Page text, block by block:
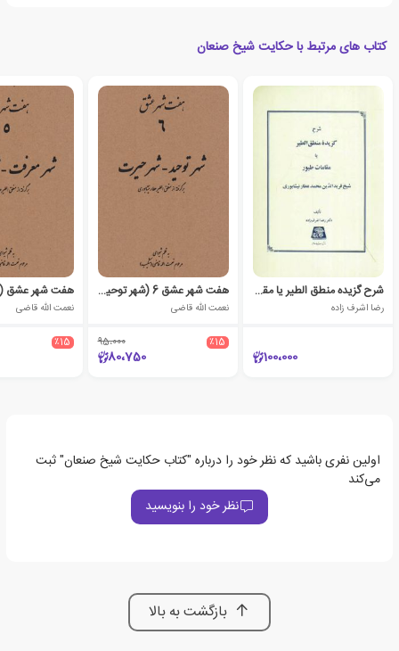
کتاب های مرتبط با حکایت شیخ صنعان
شرح گزیده منطق الطیر یا مقامات طیور
رضا اشرف زاده
100،000
هفت شهر عشق 6 (شهر توحید - شهر حیرت)
نعمت الله قاضی
٪15 95،000
80،750
نعمت الله قاضی
٪15
اولین نفری باشید که نظر خود را درباره "کتاب حکایت شیخ صنعان" ثبت
می‌کند
نظر خود را بنویسید
بازگشت به بالا